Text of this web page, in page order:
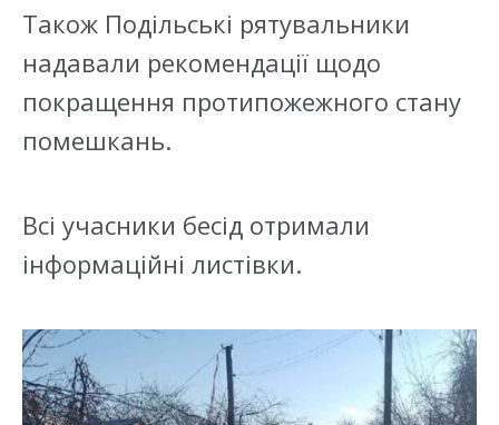
Також Подільські рятувальники
надавали рекомендації щодо
покращення протипожежного стану
помешкань.
Всі учасники бесід отримали
інформаційні листівки.